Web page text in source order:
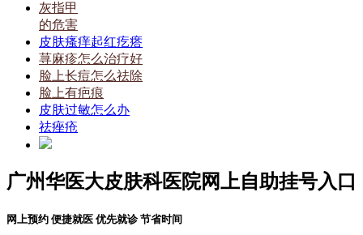
灰指甲
的危害
皮肤瘙痒起红疙瘩
荨麻疹怎么治疗好
脸上长痘怎么祛除
脸上有疤痕
皮肤过敏怎么办
祛痤疮
广州华医大皮肤科医院网上自助挂号入口
网上预约 便捷就医 优先就诊 节省时间